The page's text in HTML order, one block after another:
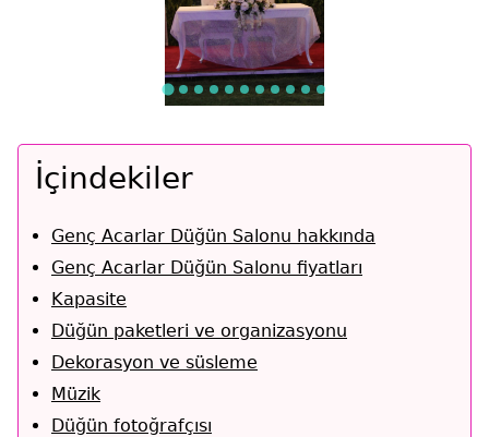
İçindekiler
Genç Acarlar Düğün Salonu hakkında
Genç Acarlar Düğün Salonu fiyatları
Kapasite
Düğün paketleri ve organizasyonu
Dekorasyon ve süsleme
Müzik
Düğün fotoğrafçısı